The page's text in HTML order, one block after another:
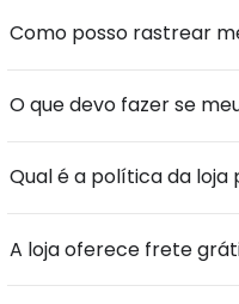
Como posso rastrear
O que devo fazer se
Qual é a política da loja
A loja oferece frete